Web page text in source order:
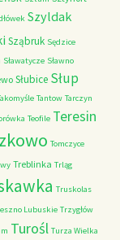
Szyldak
Sząbruk Sędzice
Sławatycze Sławno
Słubice Słup
Tantow Tarczyn
Teofile Teresin
Tomczyce
Treblinka Trląg
Truskolas
Lubuskie Trzygłów
Turośl Turza Wielka